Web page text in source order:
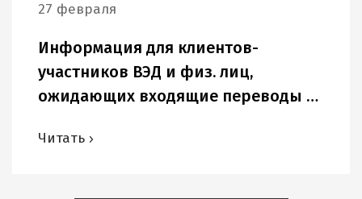
27 февраля
Информация для клиентов-
участников ВЭД и физ. лиц,
ожидающих входящие переводы в
Читать